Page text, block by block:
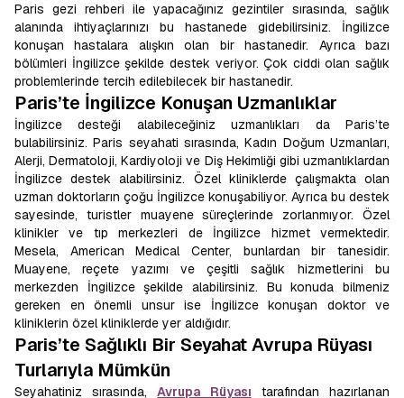
Paris gezi rehberi ile yapacağınız gezintiler sırasında, sağlık
alanında ihtiyaçlarınızı bu hastanede gidebilirsiniz. İngilizce
konuşan hastalara alışkın olan bir hastanedir. Ayrıca bazı
bölümleri İngilizce şekilde destek veriyor. Çok ciddi olan sağlık
problemlerinde tercih edilebilecek bir hastanedir.
Paris’te İngilizce Konuşan Uzmanlıklar
İngilizce desteği alabileceğiniz uzmanlıkları da Paris’te
bulabilirsiniz. Paris seyahati sırasında, Kadın Doğum Uzmanları,
Alerji, Dermatoloji, Kardiyoloji ve Diş Hekimliği gibi uzmanlıklardan
İngilizce destek alabilirsiniz. Özel kliniklerde çalışmakta olan
uzman doktorların çoğu İngilizce konuşabiliyor. Ayrıca bu destek
sayesinde, turistler muayene süreçlerinde zorlanmıyor. Özel
klinikler ve tıp merkezleri de İngilizce hizmet vermektedir.
Mesela, American Medical Center, bunlardan bir tanesidir.
Muayene, reçete yazımı ve çeşitli sağlık hizmetlerini bu
merkezden İngilizce şekilde alabilirsiniz. Bu konuda bilmeniz
gereken en önemli unsur ise İngilizce konuşan doktor ve
kliniklerin özel kliniklerde yer aldığıdır.
Paris’te Sağlıklı Bir Seyahat Avrupa Rüyası
Turlarıyla Mümkün
Seyahatiniz sırasında,Avrupa Rüyası tarafından hazırlanan